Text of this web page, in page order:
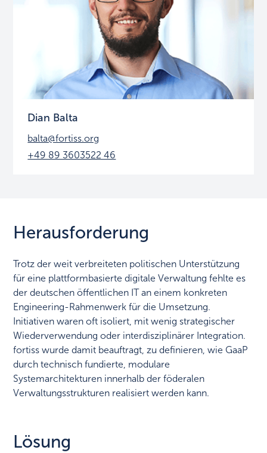
Dian Balta
balta@fortiss.org
+49 89 3603522 46
Herausforderung
Trotz der weit verbreiteten politischen Unterstützung
für eine plattformbasierte digitale Verwaltung fehlte es
der deutschen öffentlichen IT an einem konkreten
Engineering-Rahmenwerk für die Umsetzung.
Initiativen waren oft isoliert, mit wenig strategischer
Wiederverwendung oder interdisziplinärer Integration.
fortiss wurde damit beauftragt, zu definieren, wie GaaP
durch technisch fundierte, modulare
Systemarchitekturen innerhalb der föderalen
Verwaltungsstrukturen realisiert werden kann.
Lösung